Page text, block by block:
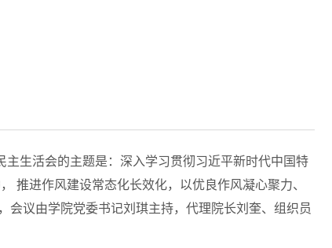
主生活会的主题是：深入学习贯彻习近平新时代中国特
推进作风建设常态化长效化，以优良作风凝心聚力、
议由学院党委书记刘琪主持，代理院长刘奎、组织员